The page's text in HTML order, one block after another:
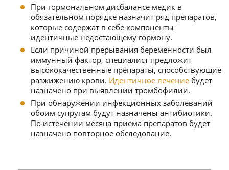
При гормональном дисбалансе медик в
обязательном порядке назначит ряд препаратов,
которые содержат в себе компоненты
идентичные недостающему гормону.
Если причиной прерывания беременности был
иммунный фактор, специалист предложит
высококачественные препараты, способствующие
разжижению крови. Идентичное лечение будет
назначено при выявлении тромбофилии.
При обнаружении инфекционных заболеваний
обоим супругам будут назначены антибиотики.
По истечении месяца приема препаратов будет
назначено повторное обследование.